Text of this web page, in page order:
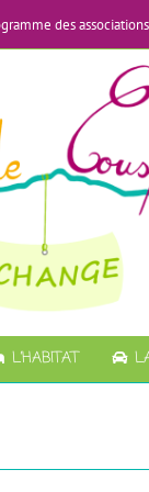
des associations
L’HABITAT